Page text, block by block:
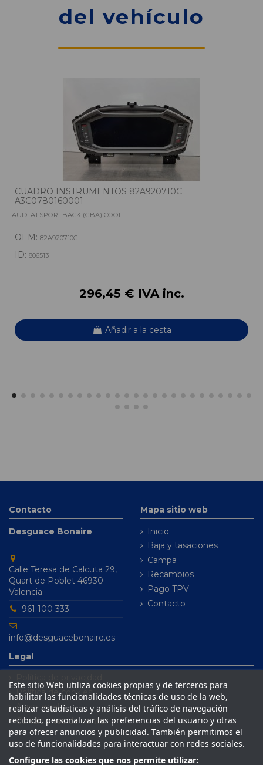
del vehículo
CUADRO INSTRUMENTOS 82A920710C
A3C0780160001
AUDI A1 SPORTBACK (GBA) COOL
OEM: 82A920710C
ID: 806513
296,45 € IVA inc.
Añadir a la cesta
Contacto
Desguace Bonaire
Calle Teresa de Calcuta 29,
Quart de Poblet 46930
Valencia
961 100 333
info@desguacebonaire.es
Mapa sitio web
Inicio
Baja y tasaciones
Campa
Recambios
Pago TPV
Contacto
Legal
Política de cookies
Aviso legal
Condiciones de venta
Este sitio Web utiliza cookies propias y de terceros para
habilitar las funcionalidades técnicas de uso de la web,
realizar estadísticas y análisis del tráfico de navegación
recibido, personalizar las preferencias del usuario y otras
para ofrecer anuncios y publicidad. También permitimos el
uso de funcionalidades para interactuar con redes sociales.
Configure las cookies que nos permite utilizar: